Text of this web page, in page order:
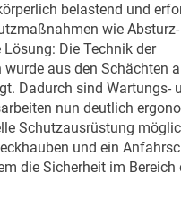
belastend und
wie Absturz-
Die Technik der
wurde aus den Schächten
Dadurch sind Wartungs-
nun deutlich
Schutzausrüstung
und ein
die Sicherheit im Bereich